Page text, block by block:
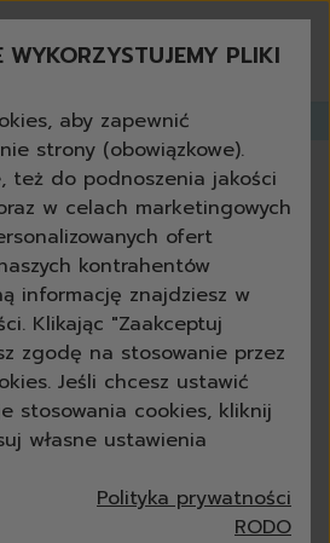
bestsellery
promocje tygodnia
nowości
produkty uniwersalne + eko
zestawy
czyszczenie
kuchnia
łazienka
szkło
podłoga
meble
grill i kominek
outdoor
ścierki
gąbki
akcesoria
i zyskaj ażdo 30% rabatu!
za darmo powyżej 200 zł
📦 dostawa
śmieci w domu? Część 2.
śmieci w domu?
02-2025
PLIKI
aby zapewnić
strony (obowiązkowe).
też do podnoszenia jakości
w celach marketingowych
ofert
kontrahentów
informację znajdziesz w
Klikając "Zaakceptuj
zgodę na stosowanie przez
Jeśli chcesz ustawić
stosowania cookies, kliknij
własne ustawienia
Polityka prywatności
RODO